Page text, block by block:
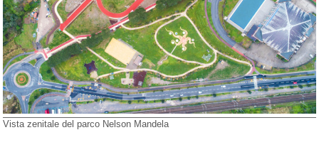
Vista zenitale del parco Nelson Mandela